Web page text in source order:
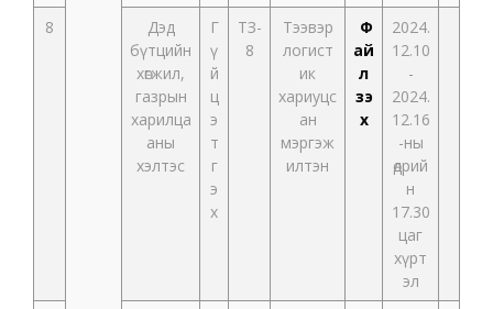
8
Дэд
бүтцийн
хөгжил,
газрын
харилца
аны
хэлтэс
Г
ү
й
ц
э
т
г
э
х
ТЗ-
8
Тээвэр
логист
ик
хариуцс
ан
мэргэж
илтэн
Ф
ай
л
үзэ
х
2024.
12.10
-
2024.
12.16
-ны
өдрий
н
17.30
цаг
хүрт
эл